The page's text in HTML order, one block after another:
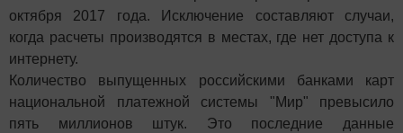
октября 2017 года. Исключение составляют случаи,
когда расчеты производятся в местах, где нет доступа к
интернету.
Количество выпущенных российскими банками карт
национальной платежной системы "Мир" превысило
пять миллионов штук. Это последние данные